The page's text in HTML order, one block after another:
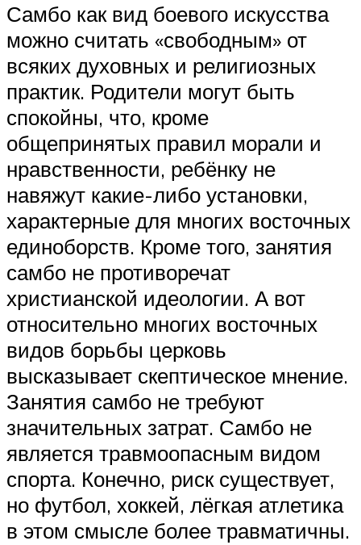
Самбо как вид боевого искусства
можно считать «свободным» от
всяких духовных и религиозных
практик. Родители могут быть
спокойны, что, кроме
общепринятых правил морали и
нравственности, ребёнку не
навяжут какие-либо установки,
характерные для многих восточных
единоборств. Кроме того, занятия
самбо не противоречат
христианской идеологии. А вот
относительно многих восточных
видов борьбы церковь
высказывает скептическое мнение.
Занятия самбо не требуют
значительных затрат. Самбо не
является травмоопасным видом
спорта. Конечно, риск существует,
но футбол, хоккей, лёгкая атлетика
в этом смысле более травматичны.